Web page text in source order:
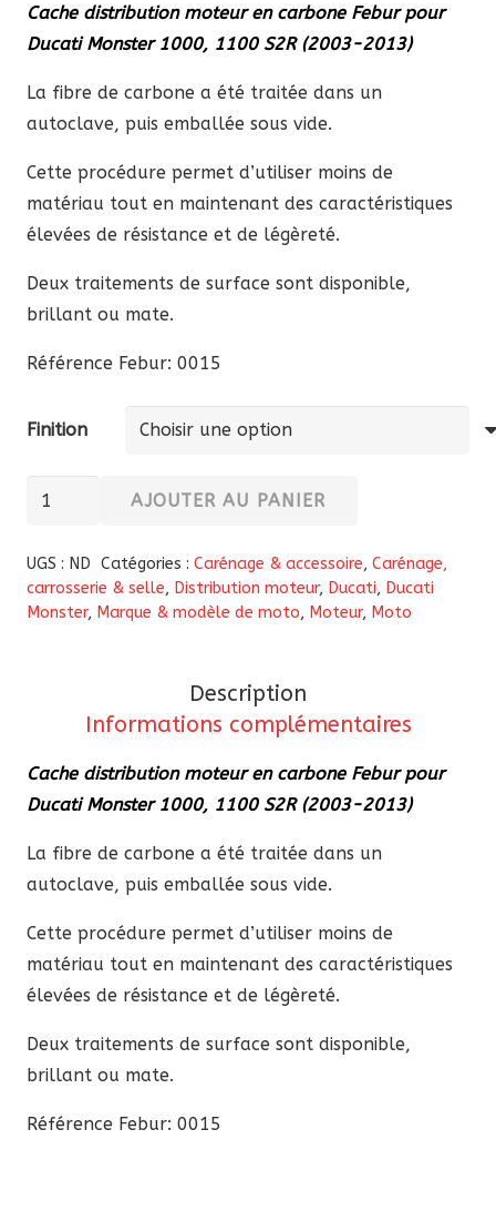
prix :
157,30 €
à
209,33 €
Cache distribution moteur en carbone Febur pour
Ducati Monster 1000, 1100 S2R (2003-2013)
La fibre de carbone a été traitée dans un
autoclave, puis emballée sous vide.
Cette procédure permet d’utiliser moins de
matériau tout en maintenant des caractéristiques
élevées de résistance et de légèreté.
Deux traitements de surface sont disponible,
brillant ou mate.
Référence Febur: 0015
Finition
quantité
Cache
distribution
en
Monster
1000,
S2R
(2003-
2013)
AJOUTER AU PANIER
UGS : ND Catégories : Carénage & accessoire, Carénage,
carrosserie & selle, Distribution moteur, Ducati, Ducati
Monster, Marque & modèle de moto, Moteur, Moto
Description
Informations complémentaires
Cache distribution moteur en carbone Febur pour
Ducati Monster 1000, 1100 S2R (2003-2013)
La fibre de carbone a été traitée dans un
autoclave, puis emballée sous vide.
Cette procédure permet d’utiliser moins de
matériau tout en maintenant des caractéristiques
élevées de résistance et de légèreté.
Deux traitements de surface sont disponible,
brillant ou mate.
Référence Febur: 0015